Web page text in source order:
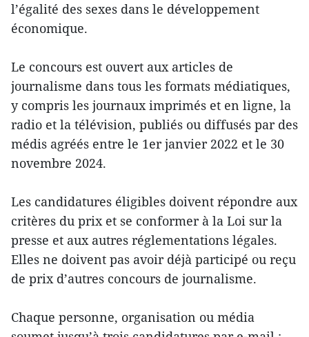
l’égalité des sexes dans le développement
économique.
Le concours est ouvert aux articles de
journalisme dans tous les formats médiatiques,
y compris les journaux imprimés et en ligne, la
radio et la télévision, publiés ou diffusés par des
médis agréés entre le 1er janvier 2022 et le 30
novembre 2024.
Les candidatures éligibles doivent répondre aux
critères du prix et se conformer à la Loi sur la
presse et aux autres réglementations légales.
Elles ne doivent pas avoir déjà participé ou reçu
de prix d’autres concours de journalisme.
Chaque personne, organisation ou média